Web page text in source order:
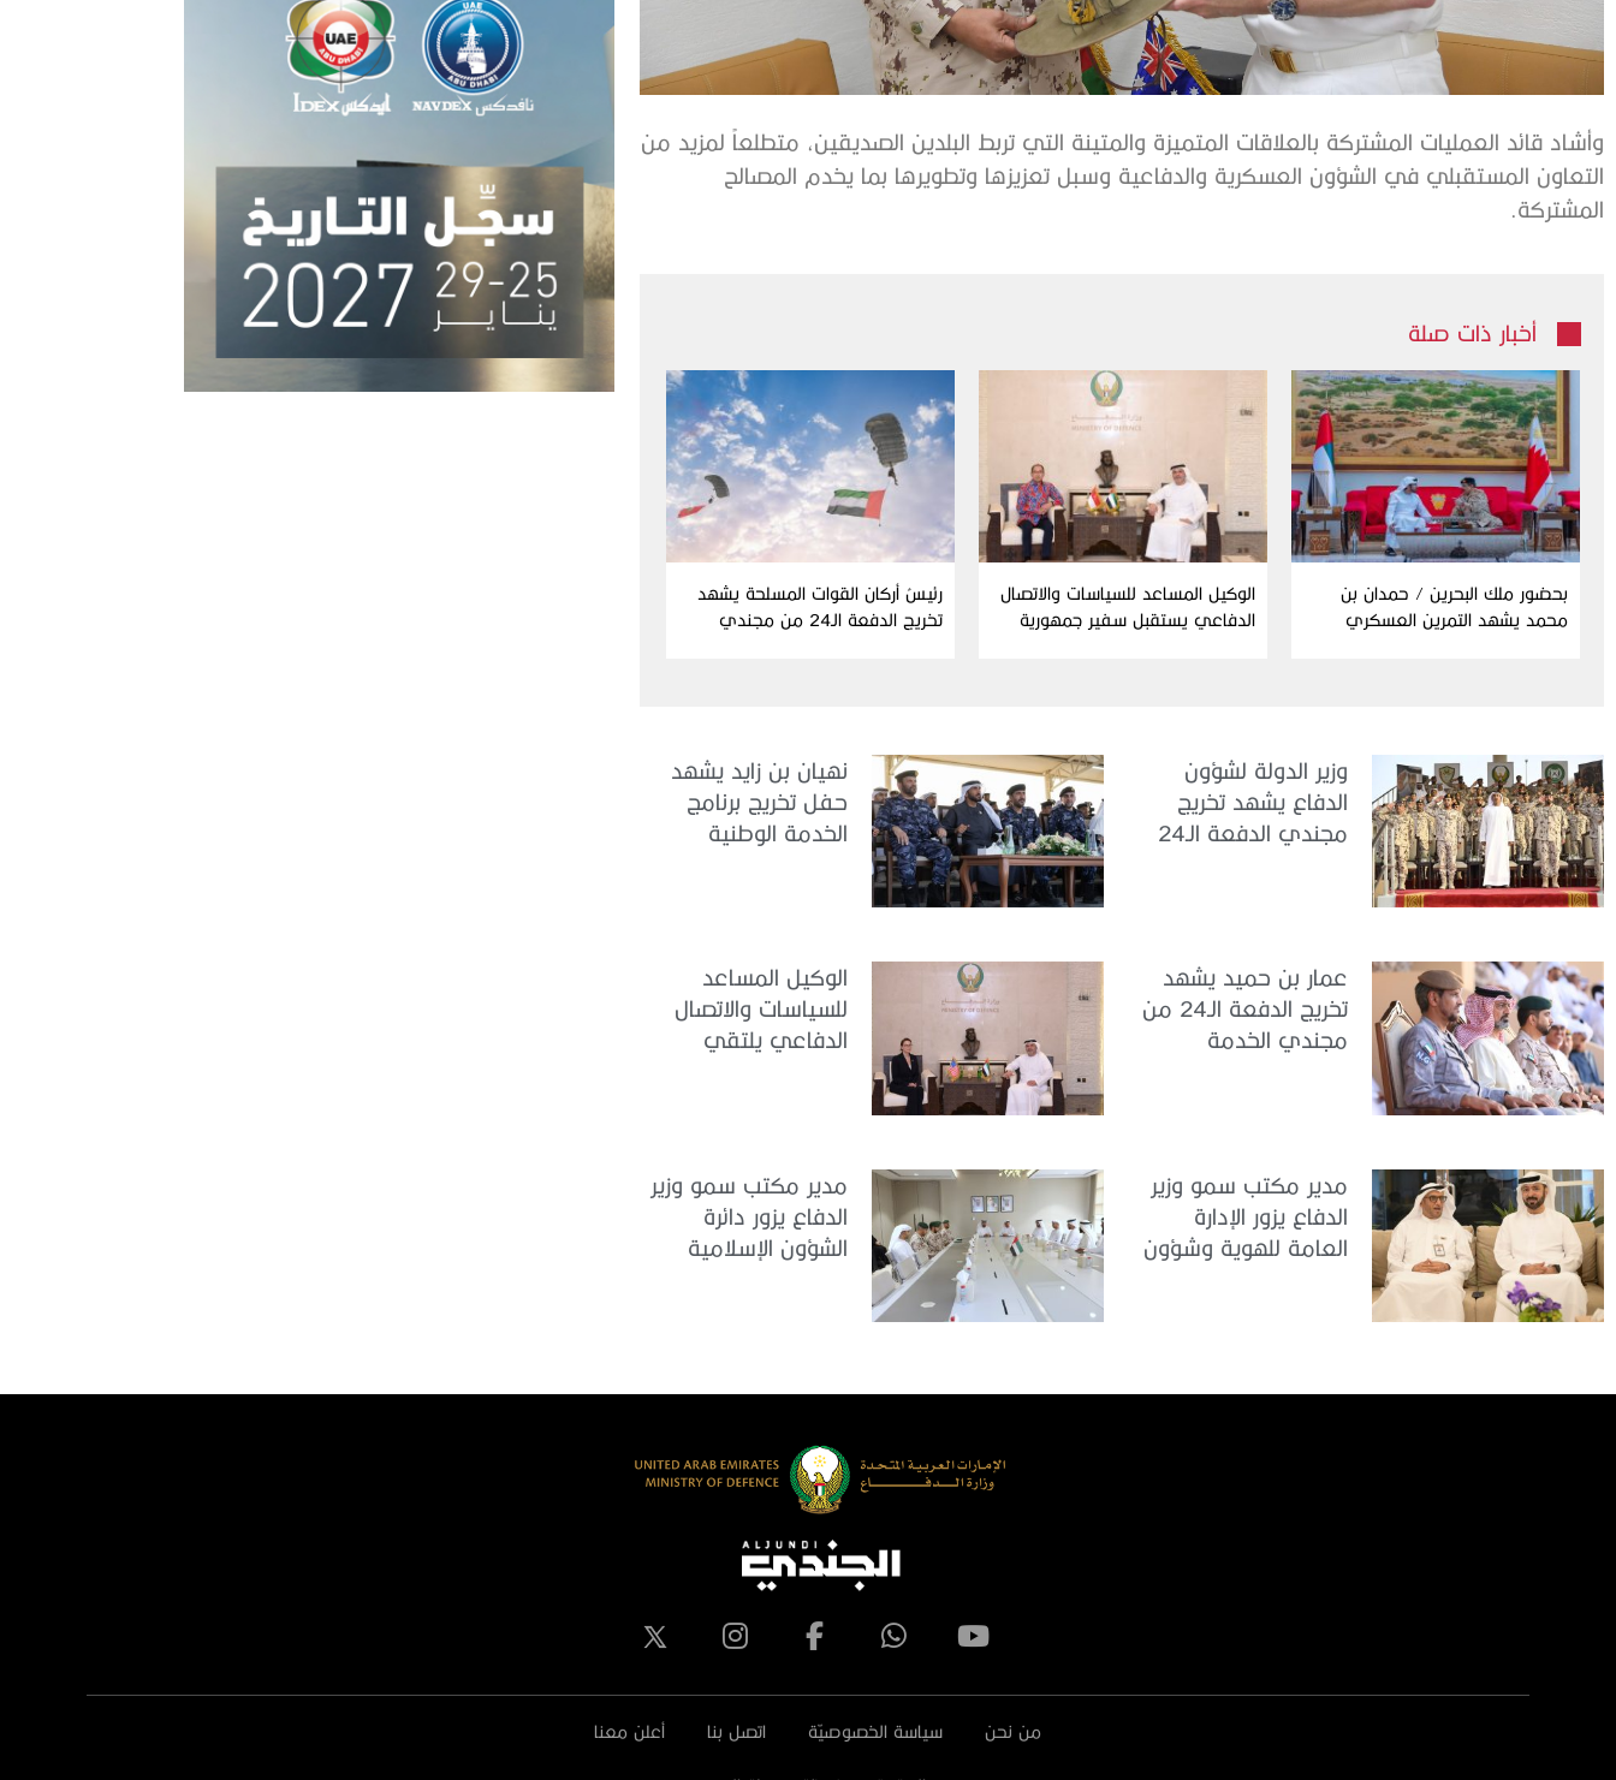
وأشاد قائد العمليات المشتركة بالعلاقات المتميزة والمتينة التي تربط البلدين الصديقين، متطلعاً لمزيد من
التعاون المستقبلي في الشؤون العسكرية والدفاعية وسبل تعزيزها وتطويرها بما يخدم المصالح
المشتركة.
أخبار ذات صلة
بحضور ملك البحرين / حمدان بن
محمد يشهد التمرين العسكري
الوكيل المساعد للسياسات والاتصال
الدفاعي يستقبل سفير جمهورية
رئيسُ أركان القوات المسلحة يشهد
تخريج الدفعة الـ24 من مجندي
وزير الدولة لشؤون
الدفاع يشهد تخريج
مجندي الدفعة الـ24
نهيان بن زايد يشهد
حفل تخريج برنامج
الخدمة الوطنية
عمار بن حميد يشهد
تخريج الدفعة الـ24 من
مجندي الخدمة
الوكيل المساعد
للسياسات والاتصال
الدفاعي يلتقي
مدير مكتب سمو وزير
الدفاع يزور الإدارة
العامة للهوية وشؤون
مدير مكتب سمو وزير
الدفاع يزور دائرة
الشؤون الإسلامية
من نحن سياسة الخصوصيّة اتصل بنا أعلن معنا